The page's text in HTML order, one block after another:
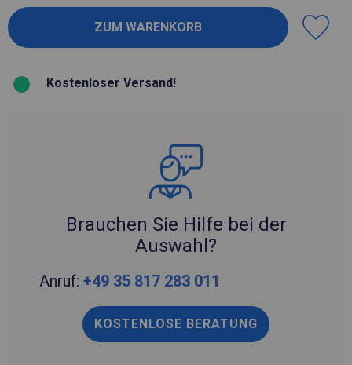
Kostenloser Versand!
Brauchen Sie Hilfe bei der
Auswahl?
Anruf: +49 35 817 283 011
KOSTENLOSE BERATUNG